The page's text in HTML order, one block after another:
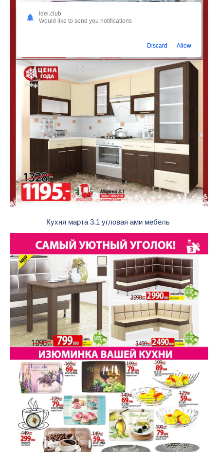
Кухня марта 3.1 угловая ами мебель
idei.club
Would like to send you notifications
Discard Allow